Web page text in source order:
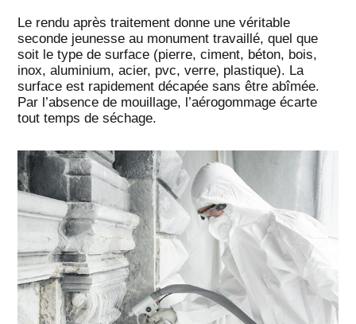
Le rendu après traitement donne une véritable
seconde jeunesse au monument travaillé, quel que
soit le type de surface (pierre, ciment, béton, bois,
inox, aluminium, acier, pvc, verre, plastique). La
surface est rapidement décapée sans être abîmée.
Par l’absence de mouillage, l’aérogommage écarte
tout temps de séchage.